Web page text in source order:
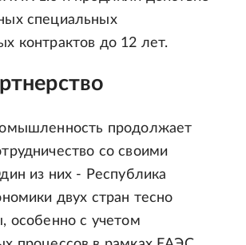
специальных
контрактов до 12 лет.
продолжает
со своими
из них - Республика
двух стран тесно
особенно с учетом